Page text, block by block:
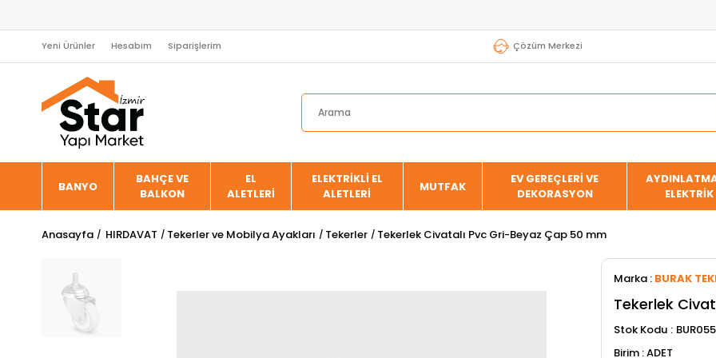
Yeni Ürünler Hesabım Siparişlerim Çözüm Merkezi
BANYO
BAHÇE VE
BALKON
EL
ALETLERİ
ELEKTRİKLİ EL
ALETLERİ
MUTFAK
EV GEREÇLERİ VE
DEKORASYON
ELEKTRİK
Anasayfa HIRDAVAT Tekerler ve Mobilya Ayakları Tekerler Tekerlek Civatalı Pvc Gri-Beyaz Çap 50 mm
Marka : BURAK
Tekerlek
Stok Kodu
ADET